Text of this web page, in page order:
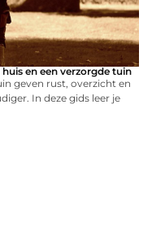
en een verzorgde tuin
geven rust, overzicht en
In deze gids leer je